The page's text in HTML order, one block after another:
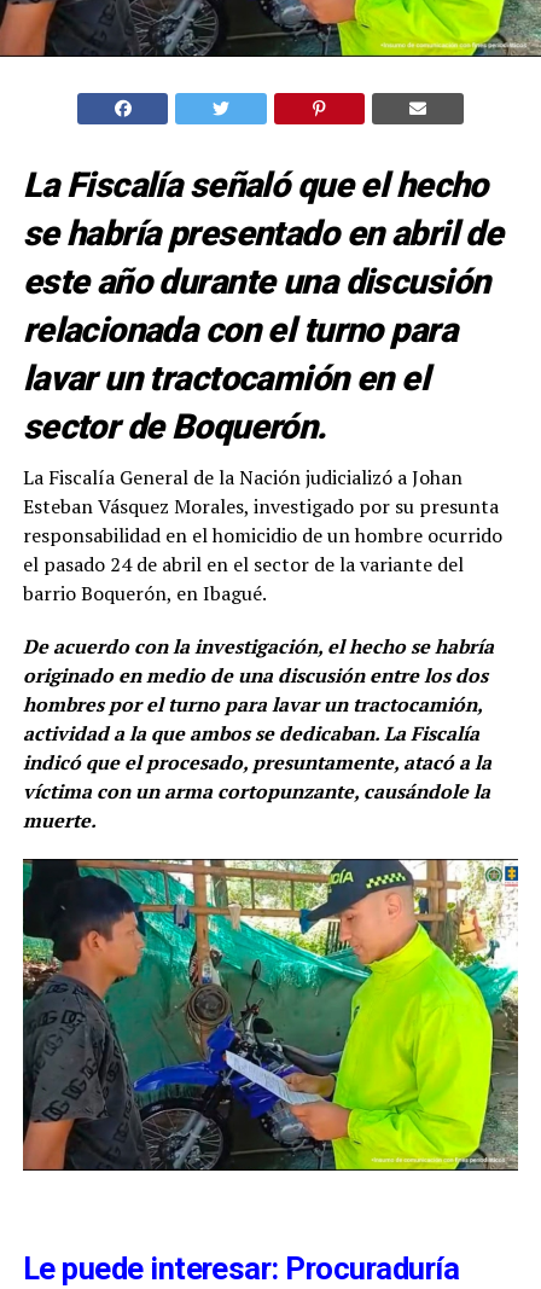
La Fiscalía señaló que el hecho
se habría presentado en abril de
este año durante una discusión
relacionada con el turno para
lavar un tractocamión en el
sector de Boquerón.
La Fiscalía General de la Nación judicializó a Johan
Esteban Vásquez Morales, investigado por su presunta
responsabilidad en el homicidio de un hombre ocurrido
el pasado 24 de abril en el sector de la variante del
barrio Boquerón, en Ibagué.
De acuerdo con la investigación, el hecho se habría
originado en medio de una discusión entre los dos
hombres por el turno para lavar un tractocamión,
actividad a la que ambos se dedicaban. La Fiscalía
indicó que el procesado, presuntamente, atacó a la
víctima con un arma cortopunzante, causándole la
muerte.
Le puede interesar: Procuraduría